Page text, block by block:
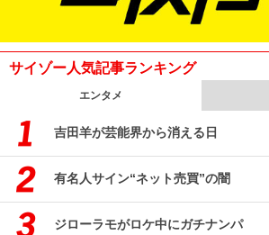
サイゾー人気記事ランキング
エンタメ
吉田羊が芸能界から消える日
有名人サイン“ネット売買”の闇
ジローラモがロケ中にガチナンパ